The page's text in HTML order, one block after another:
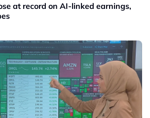
at record on AI-linked earnings,